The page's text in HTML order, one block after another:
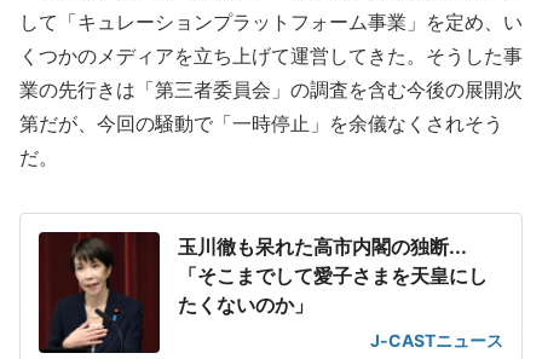
して「キュレーションプラットフォーム事業」を定め、い
くつかのメディアを立ち上げて運営してきた。そうした事
業の先行きは「第三者委員会」の調査を含む今後の展開次
第だが、今回の騒動で「一時停止」を余儀なくされそう
だ。
玉川徹も呆れた高市内閣の独断...
「そこまでして愛子さまを天皇にし
たくないのか」
J-CASTニュース